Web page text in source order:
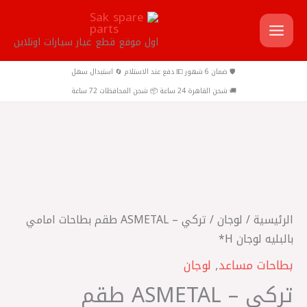
تخطي
إلى
المحتوى
اول موقع قطع غيار سيارات اونلاين
🛡️ ضمان 6 شهور 💵 دفع عند الاستلام 🔄 استبدال سهل
🚚 شحن القاهرة 24 ساعة 📦 شحن المحافظات 72 ساعة
الرئيسية/ لوجان
/ تركي – ASMETAL طقم بطاحات امامي
بالبليه لوجان H*
بطاحات مساعد, لوجان
تركي – ASMETAL طقم
ASMETAL
طقم
امامي
بالبليه